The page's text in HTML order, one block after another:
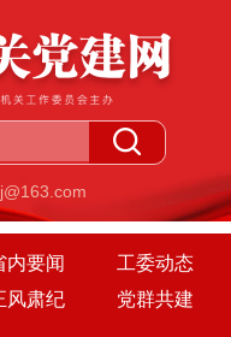
内要闻
工委动态
风肃纪
党群共建